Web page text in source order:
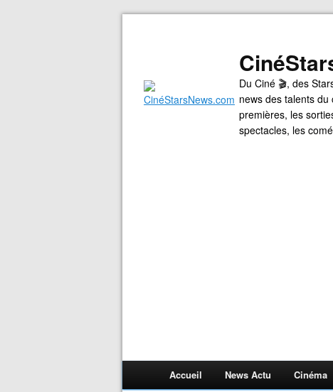
Du Ciné 🎬, des
news des talents
premières, les
spectacles, les
Accueil News Actu Cinéma